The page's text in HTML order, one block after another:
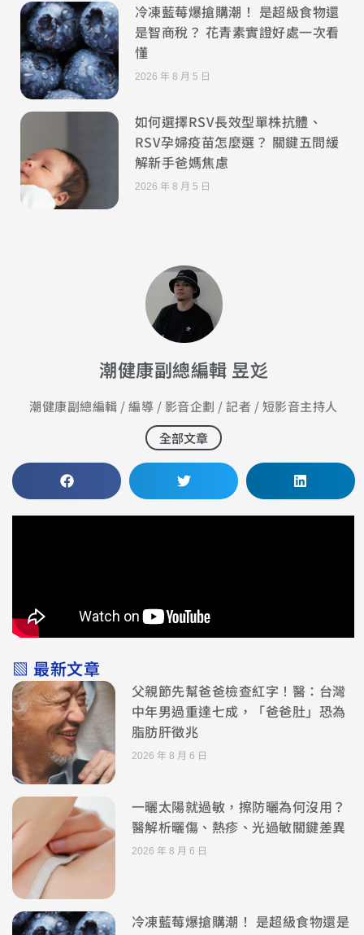
冷凍藍莓爆搶購潮！ 是超級食物還
是智商稅？ 花青素實證好處一次看
懂
2026 年 8 月 5 日
如何選擇RSV長效型單株抗體、
RSV孕婦疫苗怎麼選？ 關鍵五問緩
解新手爸媽焦慮
2026 年 8 月 5 日
潮健康副總編輯 昱彣
潮健康副總編輯 / 編導 / 影音企劃 / 記者 / 短影音主持人
全部文章
▧ 最新文章
父親節先幫爸爸檢查紅字！醫：台灣
中年男過重達七成，「爸爸肚」恐為
脂肪肝徵兆
2026 年 8 月 6 日
一曬太陽就過敏，擦防曬為何沒用？
醫解析曬傷、熱疹、光過敏關鍵差異
2026 年 8 月 6 日
冷凍藍莓爆搶購潮！ 是超級食物還是